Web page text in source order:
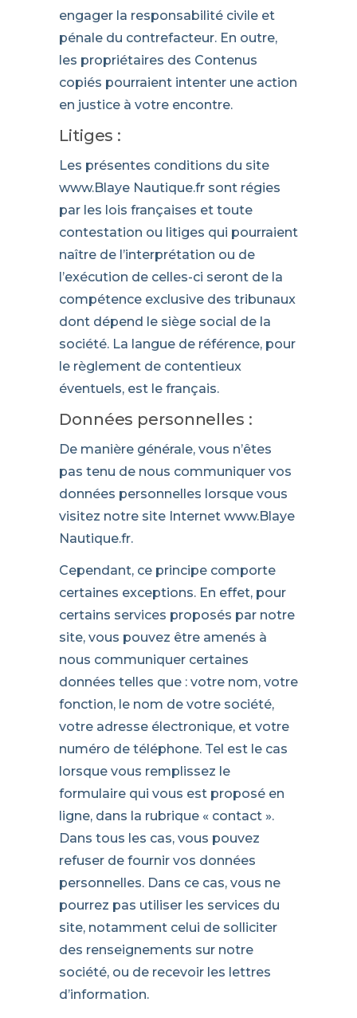
engager la responsabilité civile et
pénale du contrefacteur. En outre,
les propriétaires des Contenus
copiés pourraient intenter une action
en justice à votre encontre.
Litiges :
Les présentes conditions du site
www.Blaye Nautique.fr sont régies
par les lois françaises et toute
contestation ou litiges qui pourraient
naître de l’interprétation ou de
l’exécution de celles-ci seront de la
compétence exclusive des tribunaux
dont dépend le siège social de la
société. La langue de référence, pour
le règlement de contentieux
éventuels, est le français.
Données personnelles :
De manière générale, vous n’êtes
pas tenu de nous communiquer vos
données personnelles lorsque vous
visitez notre site Internet www.Blaye
Nautique.fr.
Cependant, ce principe comporte
certaines exceptions. En effet, pour
certains services proposés par notre
site, vous pouvez être amenés à
nous communiquer certaines
données telles que : votre nom, votre
fonction, le nom de votre société,
votre adresse électronique, et votre
numéro de téléphone. Tel est le cas
lorsque vous remplissez le
formulaire qui vous est proposé en
ligne, dans la rubrique « contact ».
Dans tous les cas, vous pouvez
refuser de fournir vos données
personnelles. Dans ce cas, vous ne
pourrez pas utiliser les services du
site, notamment celui de solliciter
des renseignements sur notre
société, ou de recevoir les lettres
d’information.